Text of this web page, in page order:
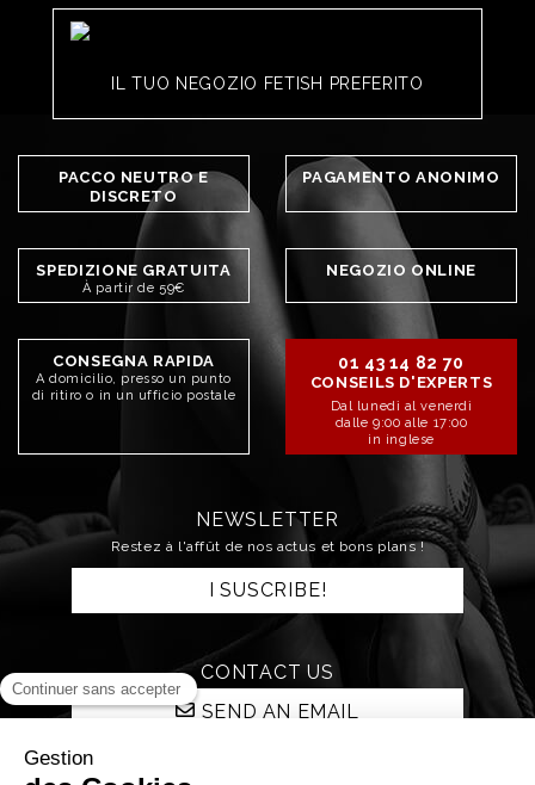
IL TUO NEGOZIO FETISH PREFERITO
PACCO NEUTRO E
DISCRETO
PAGAMENTO ANONIMO
SPEDIZIONE GRATUITA
À partir de 59€
NEGOZIO ONLINE
CONSEGNA RAPIDA
A domicilio, presso un punto
di ritiro o in un ufficio postale
01 43 14 82 70
CONSEILS D'EXPERTS
Dal lunedì al venerdì
dalle 9:00 alle 17:00
in inglese
NEWSLETTER
Restez à l'affût de nos actus et bons plans !
I SUSCRIBE!
CONTACT US
SEND AN EMAIL